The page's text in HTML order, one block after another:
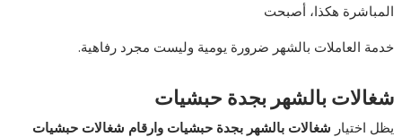
المباشرة هكذا، أصبحت
خدمة العاملات بالشهر ضرورة يومية وليست مجرد رفاهية.
شغالات بالشهر بجدة حبشيات
يظل اختيار شغالات بالشهر بجدة حبشيات وارقام شغالات حبشيات